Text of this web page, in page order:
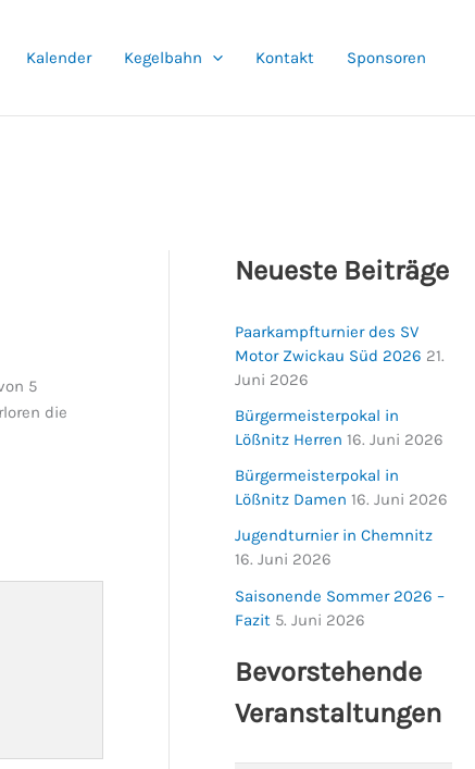
Kalender Kegelbahn Kontakt Sponsoren
5
die
Neueste Beiträge
Paarkampfturnier des SV
Motor Zwickau Süd 2026 21.
Juni 2026
Bürgermeisterpokal in
Lößnitz Herren 16. Juni 2026
Bürgermeisterpokal in
Lößnitz Damen 16. Juni 2026
Jugendturnier in Chemnitz
16. Juni 2026
Saisonende Sommer 2026 –
Fazit 5. Juni 2026
Bevorstehende
Veranstaltungen